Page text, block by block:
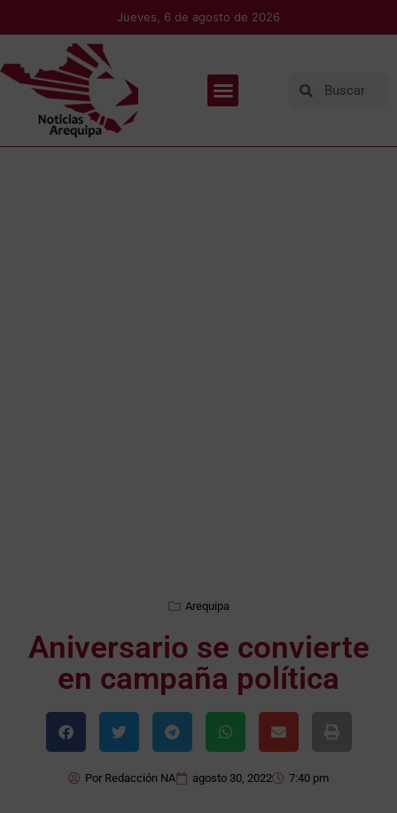
Jueves, 6 de agosto de 2026
Arequipa
Aniversario se convierte
en campaña política
Por Redacción NA agosto 30, 2022 7:40 pm